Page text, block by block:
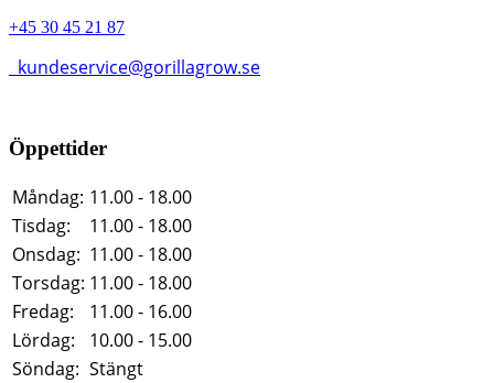
+45 30 45 21 87
kundeservice@gorillagrow.se
Öppettider
Måndag: 11.00 - 18.00
Tisdag:
11.00 - 18.00
Onsdag: 11.00 - 18.00
Torsdag: 11.00 - 18.00
Fredag:
11.00 - 16.00
Lördag:
10.00 - 15.00
Söndag: Stängt